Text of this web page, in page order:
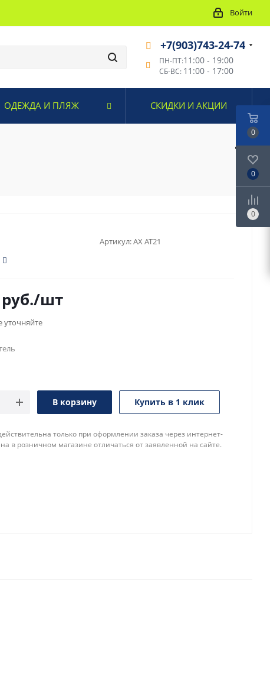
Войти
+7(903)743-24-74
ПН-ПТ:11:00 - 19:00
СБ-ВС: 11:00 - 17:00
ОДЕЖДА И ПЛЯЖ СКИДКИ И АКЦИИ
Артикул:AX AT21
руб./шт
уточняйте
В корзину Купить в 1 клик
только при оформлении заказа через интернет-
в розничном магазине отличаться от заявленной на сайте.
0
0
0